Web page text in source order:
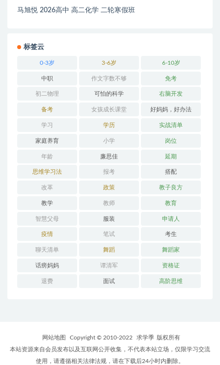
马旭悦 2026高中 高二化学 二轮寒假班
标签云
0-3岁 3-6岁 6-10岁
中职 作文字数不够 免考
初二物理 可怕的科学 右脑开发
备考 女孩成长课堂 好妈妈，好办法
学习 学历 实战清单
家庭养育 小学 岗位
年龄 廉思佳 延期
思维学习法 报考 搭配
改革 政策 教子良方
教学 教师 教育
智慧父母 服装 申请人
疫情 笔试 考生
聊天清单 舞蹈 舞蹈家
话痨妈妈 谭清军 资格证
退费 面试 高阶思维
网站地图 Copyright © 2010-2022 求学季 版权所有
本站资源来自会员发布以及互联网公开收集，不代表本站立场，仅限学习交流
使用，请遵循相关法律法规，请在下载后24小时内删除。